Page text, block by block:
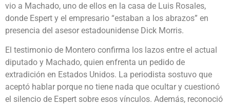
vio a Machado, uno de ellos en la casa de Luis Rosales,
donde Espert y el empresario “estaban a los abrazos” en
presencia del asesor estadounidense Dick Morris.
El testimonio de Montero confirma los lazos entre el actual
diputado y Machado, quien enfrenta un pedido de
extradición en Estados Unidos. La periodista sostuvo que
aceptó hablar porque no tiene nada que ocultar y cuestionó
el silencio de Espert sobre esos vínculos. Además, reconoció